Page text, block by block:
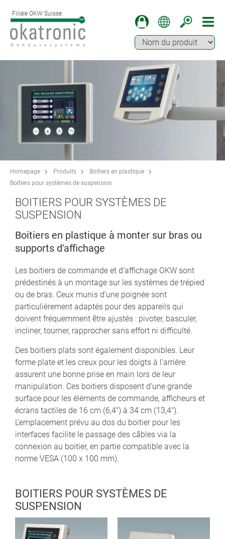
Filiale OKW Suisse
Homepage Produits
Boitiers en plastique
Boitiers pour systèmes de suspension
BOITIERS POUR SYSTÈMES DE
SUSPENSION
Boitiers en plastique à monter sur bras ou
supports d'affichage
Les boitiers de commande et d‘affichage OKW sont
prédestinés à un montage sur les systèmes de trépied
ou de bras. Ceux munis d‘une poignée sont
particulièrement adaptés pour des appareils qui
doivent fréquemment être ajustés : pivoter, basculer,
incliner, tourner, rapprocher sans effort ni difficulté.
Des boitiers plats sont également disponibles. Leur
forme plate et les creux pour les doigts à l'arrière
assurent une bonne prise en main lors de leur
manipulation. Ces boitiers disposent d‘une grande
surface pour les éléments de commande, afficheurs et
écrans tactiles de 16 cm (6,4") à 34 cm (13,4").
L‘emplacement prévu au dos du boitier pour les
interfaces facilite le passage des câbles via la
connexion au boitier, en partie compatible avec la
norme VESA (100 x 100 mm).
BOITIERS POUR SYSTÈMES DE
SUSPENSION